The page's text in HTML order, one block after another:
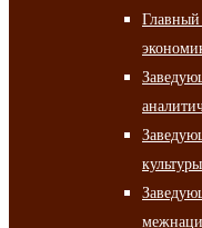
Главный
культуры